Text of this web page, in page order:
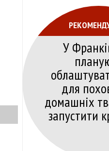
У
для
домашніх
запустити